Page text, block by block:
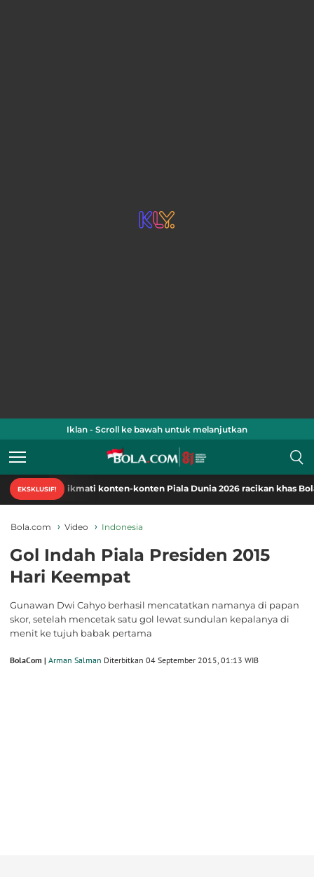
Iklan - Scroll ke bawah untuk melanjutkan
EKSKLUSIF!Nikmati konten-konten Piala Dunia 2026 racikan khas
Bola.com Video Indonesia
Gol Indah Piala Presiden 2015
Hari Keempat
Gunawan Dwi Cahyo berhasil mencatatkan namanya di papan
skor, setelah mencetak satu gol lewat sundulan kepalanya di
menit ke tujuh babak pertama
BolaCom | Arman Salman Diterbitkan 04 September 2015, 01:13 WIB